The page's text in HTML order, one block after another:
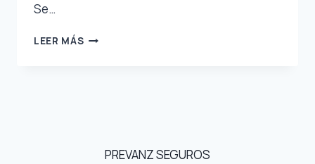
Se…
LEER MÁSLO
PREVANZ SEGUROS